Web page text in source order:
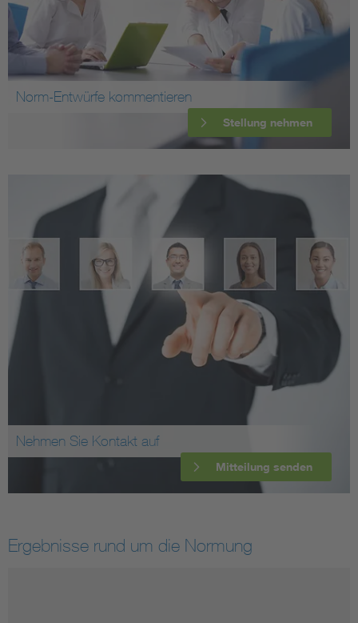
Norm-Entwürfe kommentieren
Stellung nehmen
Nehmen Sie Kontakt auf
Mitteilung senden
Ergebnisse rund um die Normung